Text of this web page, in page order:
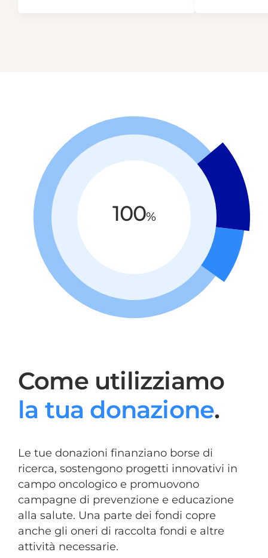
100%
Come utilizziamo
la tua donazione.
Le tue donazioni finanziano borse di
ricerca, sostengono progetti innovativi in
campo oncologico e promuovono
campagne di prevenzione e educazione
alla salute. Una parte dei fondi copre
anche gli oneri di raccolta fondi e altre
attività necessarie.